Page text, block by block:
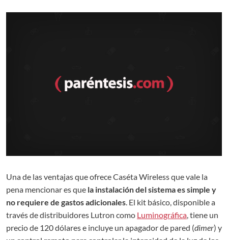
Una de las ventajas que ofrece Caséta Wireless que vale la
pena mencionar es que la instalación del sistema es simple y
no requiere de gastos adicionales. El kit básico, disponible a
través de distribuidores Lutron como Luminográfica,tiene un
precio de 120 dólarese incluye un apagador de pared (dimer) y